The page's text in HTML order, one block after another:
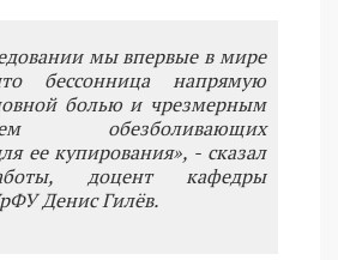
мы впервые в мире
бессонница напрямую
болью и чрезмерным
обезболивающих
ее купирования», - сказал
доцент кафедры
Денис Гилёв.